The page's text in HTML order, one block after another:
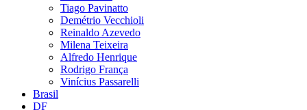
Tiago Pavinatto
Demétrio Vecchioli
Reinaldo Azevedo
Milena Teixeira
Alfredo Henrique
Rodrigo França
Vinícius Passarelli
Brasil
DF